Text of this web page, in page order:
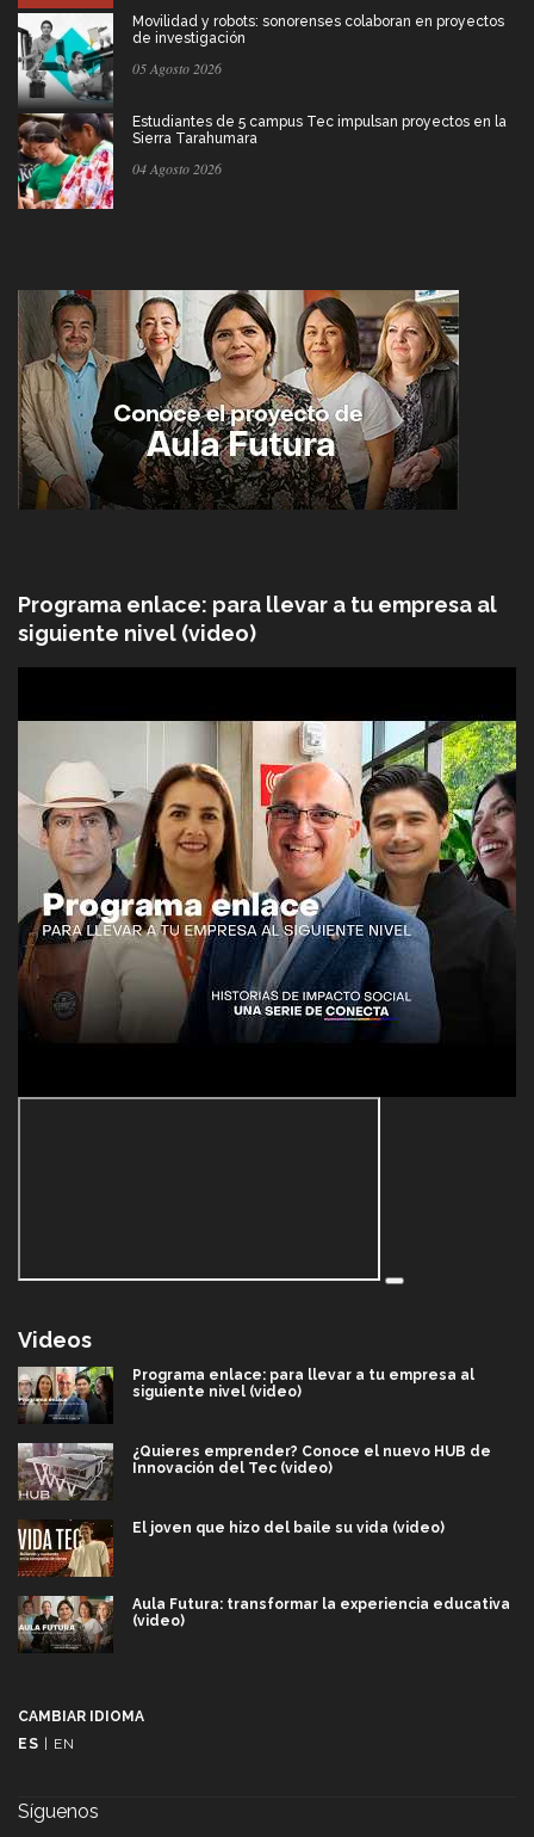
Movilidad y robots: sonorenses colaboran en proyectos
de investigación
05 Agosto 2026
Estudiantes de 5 campus Tec impulsan proyectos en la
Sierra Tarahumara
04 Agosto 2026
Programa enlace: para llevar a tu empresa al
siguiente nivel (video)
Videos
Programa enlace: para llevar a tu empresa al
siguiente nivel (video)
¿Quieres emprender? Conoce el nuevo HUB de
Innovación del Tec (video)
El joven que hizo del baile su vida (video)
Aula Futura: transformar la experiencia educativa
(video)
CAMBIAR IDIOMA
ES
EN
Síguenos